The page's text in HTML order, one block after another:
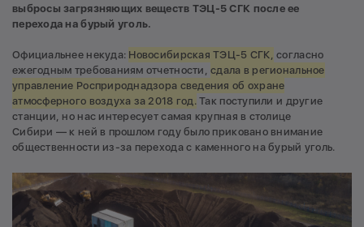
выбросы загрязняющих веществ ТЭЦ-5 СГК после ее
перехода на бурый уголь.
Официальнее некуда: Новосибирская ТЭЦ-5 СГК, согласно
ежегодным требованиям отчетности,сдала в региональное
управление Росприроднадзора сведения об охране
атмосферного воздуха за 2018 год.Так поступили и другие
станции, но нас интересует самая крупная в столице
Сибири — к ней в прошлом году было приковано внимание
общественности из-за перехода с каменного на бурый уголь.